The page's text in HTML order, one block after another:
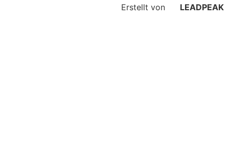
Erstellt von LEADPEAK